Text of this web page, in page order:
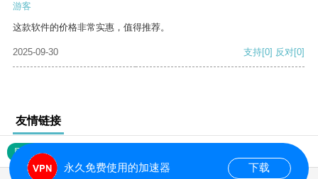
游客
这款软件的价格非常实惠，值得推荐。
2025-09-30 支持[0] 反对[0]
友情链接
网站地图
永久免费使用的加速器 下载